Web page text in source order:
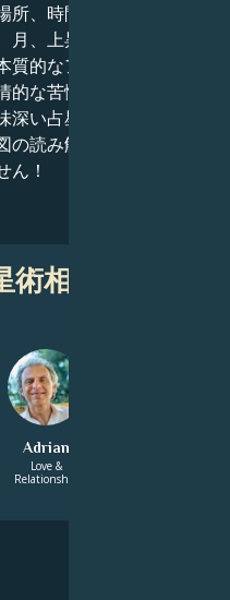
、時間、惑星の位置、
、上昇星座など、出生
的なアイデンティテ
な苦悩、そして成功へ
い占星術的解釈を探っ
読み解きも、同様の洞
ん！
相談
Adrian
Love &
Relationship